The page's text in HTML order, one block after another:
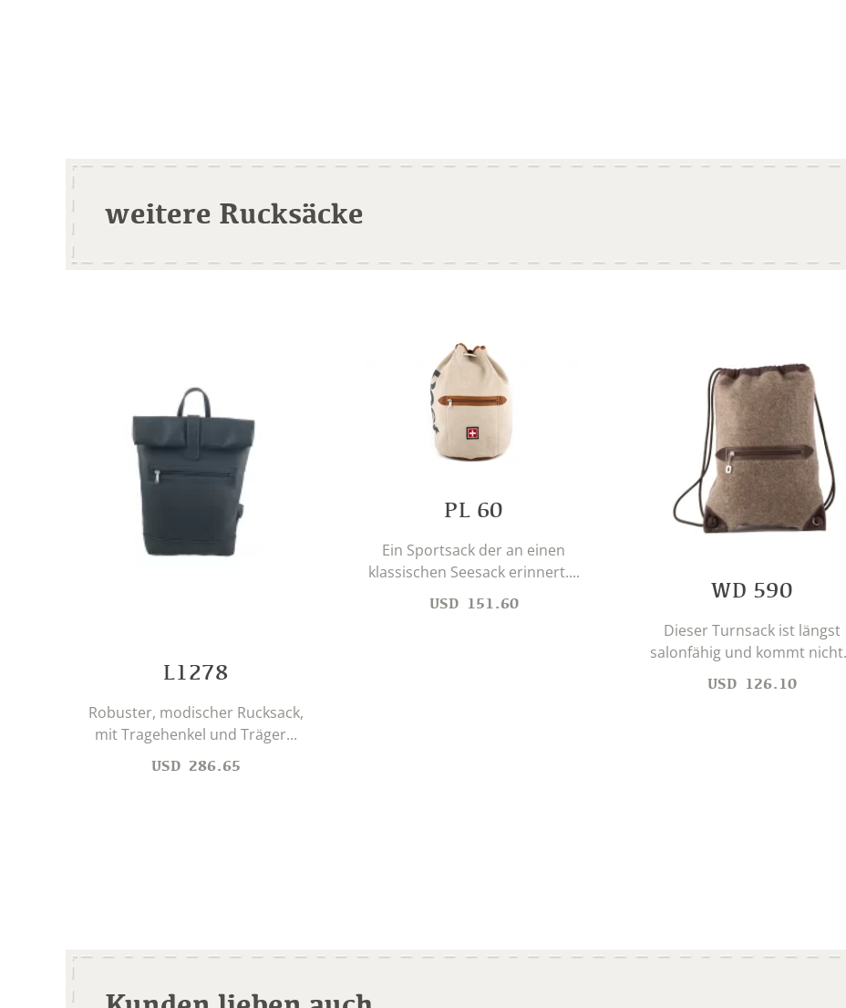
weitere Rucksäcke
L1278
Robuster, modischer Rucksack,
mit Tragehenkel und Träger...
USD 286.65
PL 60
Ein Sportsack der an einen
klassischen Seesack erinnert....
USD 151.60 WD 590
Dieser Turnsack ist längst
salonfähig und kommt
USD 126.10